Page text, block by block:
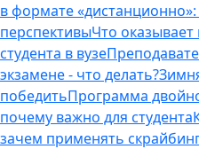
в формате
перспективыЧто
студента в вузе
экзамене - что делать?
победитьПрограмма
почему важно для студента
зачем применять